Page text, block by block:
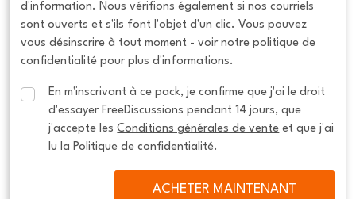
d'information. Nous vérifions également si nos courriels
sont ouverts et s'ils font l'objet d'un clic. Vous pouvez
vous désinscrire à tout moment - voir notre politique de
confidentialité pour plus d'informations.
En m'inscrivant à ce pack, je confirme que j'ai le droit
d'essayer FreeDiscussions pendant 14 jours, que
j'accepte les Conditions générales de vente et que j'ai
lu la Politique de confidentialité.
ACHETER MAINTENANT